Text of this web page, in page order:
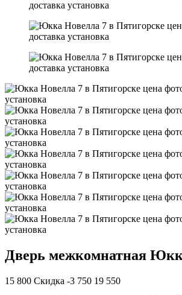
Дверь межкомнатная
15 800 Скидка -3 750 19 550